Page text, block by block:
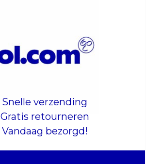
Snelle verzending
Gratis retourneren
Vandaag bezorgd!